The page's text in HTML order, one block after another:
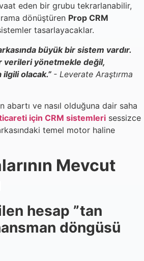
eden bir grubu tekrarlanabilir,
dönüştüren Prop CRM
tasarlayacaklar.
büyük bir sistem vardır.
verileri yönetmekle değil,
olacak.” - Leverate Araştırma
abartı ve nasıl olduğuna dair saha
için CRM sistemleri sessizce
temel motor haline
Mevcut
hesap ”tan
döngüsü